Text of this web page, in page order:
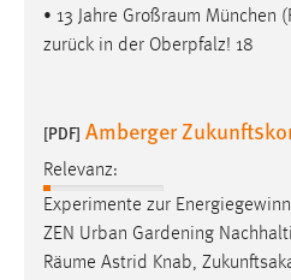
• 13 Jahre Großraum München
zurück in der Oberpfalz! 18
[PDF] Amberger
Relevanz:
Experimente zur
ZEN Urban Gardening
Räume Astrid Knab,